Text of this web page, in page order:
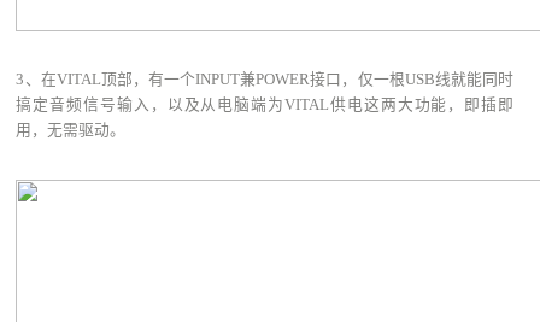
3、在VITAL顶部，有一个INPUT兼POWER接口，仅一根USB线就能同时
搞定音频信号输入，以及从电脑端为VITAL供电这两大功能，即插即
用，无需驱动。